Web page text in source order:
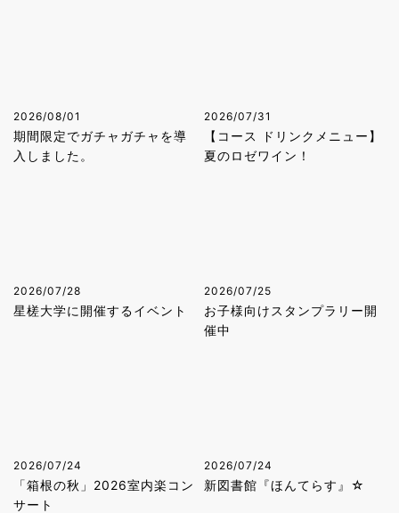
2026/08/01
期間限定でガチャガチャを導
入しました。
2026/07/31
【コース ドリンクメニュー】
夏のロゼワイン！
2026/07/28
星槎大学に開催するイベント
2026/07/25
お子様向けスタンプラリー開
催中
2026/07/24
「箱根の秋」2026室内楽コン
サート
2026/07/24
新図書館『ほんてらす』☆